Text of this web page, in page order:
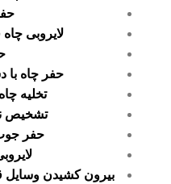
لایروبی
حفر چاه با
تخلیه
تشخیص
حفر جوب
بیرون کشیدن وسایل